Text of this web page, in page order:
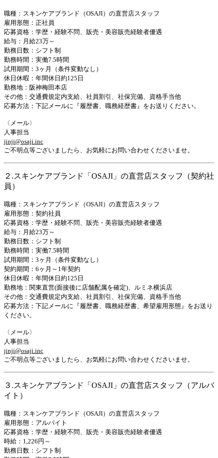
職種：スキンケアブランド（OSAJI）の直営店スタッフ
雇用形態：正社員
応募資格：学歴・経験不問、販売・美容販売経験者優遇
給与：月給23万～
勤務日数：シフト制
勤務時間：実働7.5時間
試用期間：3ヶ月（条件変動なし）
休日休暇：年間休日約125日
勤務地：阪神梅田本店
その他：交通費規定内支給、社員割引、社保完備、資格手当他
応募方法：下記メールに『履歴書、職務経歴書』をお送りください。
〈メール〉
人事担当
jinji@osaji.inc
ご不明点等ございましたら、お気軽にお問い合わせくださいませ。
２.スキンケアブランド「OSAJI」の直営店スタッフ（契約社
員）
職種：スキンケアブランド（OSAJI）の直営店スタッフ
雇用形態：契約社員
応募資格：学歴・経験不問、販売・美容販売経験者優遇
給与：月給23万～
勤務日数：シフト制
勤務時間：実働7.5時間
試用期間：3ヶ月（条件変動なし）
契約期間：6ヶ月～1年契約
休日休暇：年間休日約125日
勤務地：関東直営(面接後に店舗配属を確定)、ルミネ横浜店
その他：交通費規定内支給、社員割引、社保完備、資格手当他
応募方法：下記メールに『履歴書、職務経歴書、希望雇用形態』をお送り
ください。
〈メール〉
人事担当
jinji@osaji.inc
ご不明点等ございましたら、お気軽にお問い合わせくださいませ。
３.スキンケアブランド「OSAJI」の直営店スタッフ（アルバ
イト）
職種：スキンケアブランド（OSAJI）の直営店スタッフ
雇用形態：アルバイト
応募資格：学歴・経験不問、販売・美容販売経験者優遇
時給：1,226円～
勤務日数：シフト制